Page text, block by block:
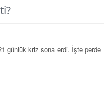
günlük kriz sona erdi. İşte perde